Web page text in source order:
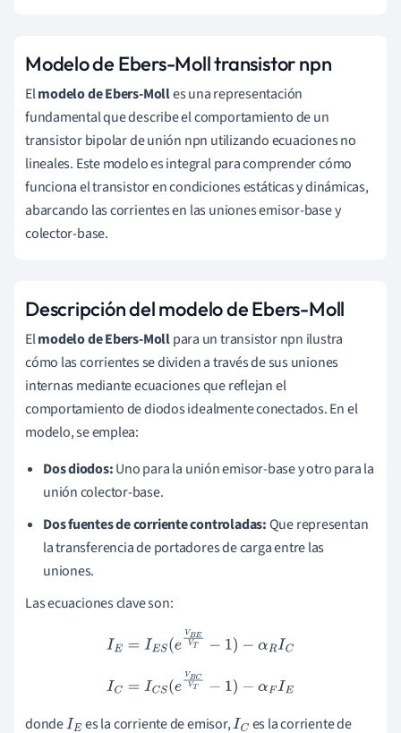
Modelo de Ebers-Moll transistor npn
Elmodelo de Ebers-Molles una representación
fundamental que describe el comportamiento de un
transistor bipolar de unión npn utilizando ecuaciones no
lineales. Este modelo es integral para comprender cómo
funciona el transistor en condiciones estáticas y dinámicas,
abarcando las corrientes en las uniones emisor-base y
colector-base.
Descripción del modelo de Ebers-Moll
Elmodelo de Ebers-Mollpara un transistor npn ilustra
cómo las corrientes se dividen a través de sus uniones
internas mediante ecuaciones que reflejan el
comportamiento de diodos idealmente conectados. En el
modelo, se emplea:
Dos diodos:Uno para la unión emisor-base y otro para la
unión colector-base.
Dos fuentes de corriente controladas:Que representan
la transferencia de portadores de carga entre las
uniones.
Las ecuaciones clave son:
IE =IES(eVBEV T− 1)− αR IC
IC =ICS(eVBC VT− 1)−αFIE
dondeIE es la corriente de emisor,IC es la corriente de